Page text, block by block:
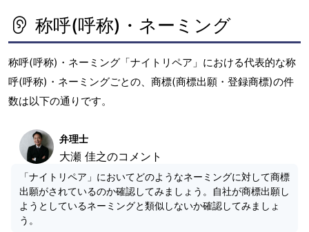
称呼(呼称)・ネーミング
称呼(呼称)・ネーミング「ナイトリペア」における代表的な称
呼(呼称)・ネーミングごとの、商標(商標出願・登録商標)の件
数は以下の通りです。
弁理士
大瀬 佳之のコメント
「ナイトリペア」においてどのようなネーミングに対して商標
出願がされているのか確認してみましょう。自社が商標出願し
ようとしているネーミングと類似しないか確認してみましょ
う。